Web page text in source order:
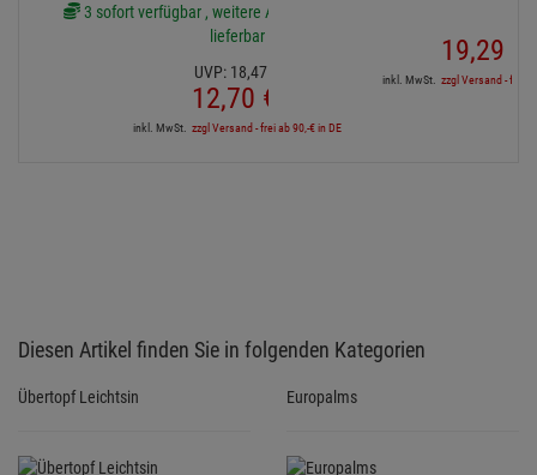
3 sofort verfügbar , weitere Artikel ab Zentrallager
lieferbar
UVP: 18,47
12,70 €
inkl. MwSt. zzgl Versand - frei ab 90,-€ in DE
19,29
inkl. MwSt. zzgl Versand - frei
Diesen Artikel finden Sie in folgenden Kategorien
Übertopf Leichtsin Europalms